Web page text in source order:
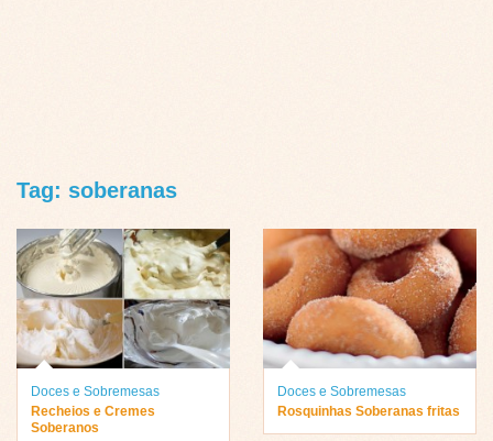
Tag: soberanas
Doces e Sobremesas
Recheios e Cremes
Soberanos
Doces e Sobremesas
Rosquinhas Soberanas fritas